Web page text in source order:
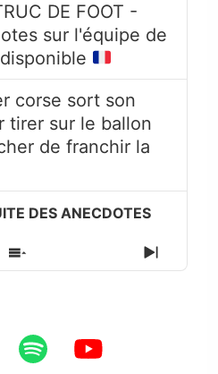
DE FOOT -
sur l'équipe de
corse sort son
tirer sur le ballon
de franchir la
Show
Episodes
Next
Episode